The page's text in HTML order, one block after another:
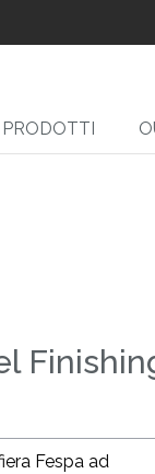
PRODOTTI
sublimazione
Fespa ad